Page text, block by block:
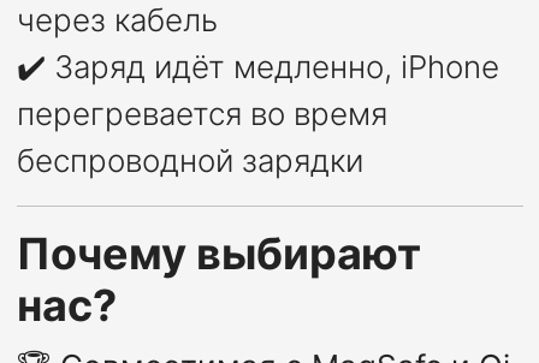
через кабель
✔️ Заряд идёт медленно, iPhone
перегревается во время
беспроводной зарядки
Почему выбирают
нас?